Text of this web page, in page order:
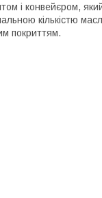
і конвейєром,
кількістю
покриттям.